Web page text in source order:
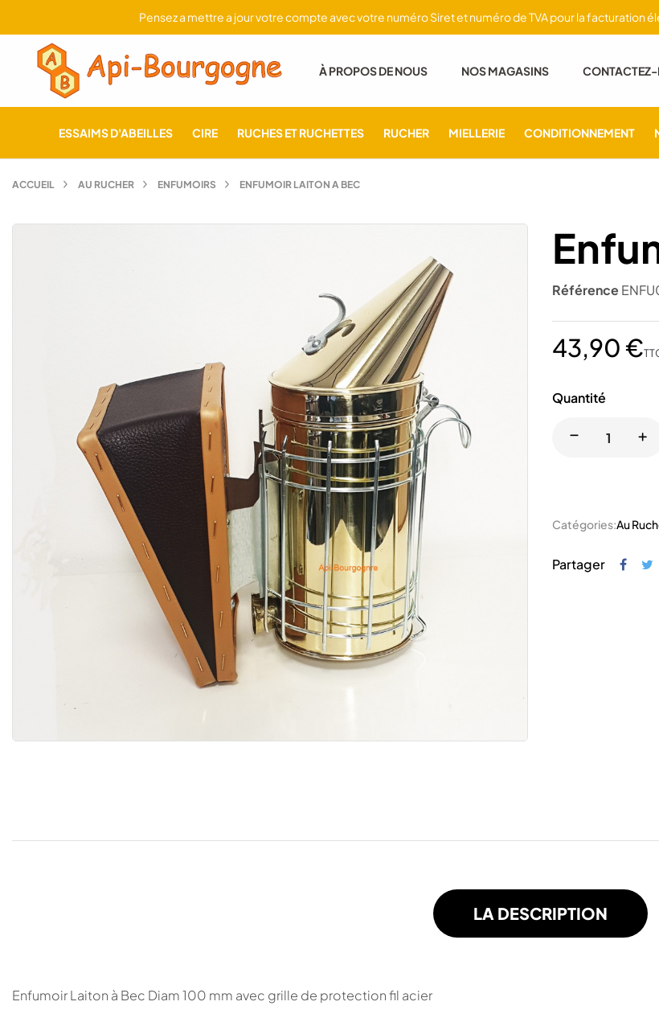
Pensez a mettre a jour votre compte avec votre numéro Siret et numéro de TVA pour la facturation
À PROPOS DE NOUS NOS MAGASINS
ESSAIMS D'ABEILLES CIRE RUCHES ET RUCHETTES RUCHER MIELLERIE CONDITIONNEMENT
ACCUEIL AU RUCHER ENFUMOIRS ENFUMOIR LAITON A BEC
Référence
43,90 €
Quantité
Catégories:Au
Partager
LA DESCRIPTION
Enfumoir Laiton à Bec Diam 100 mm avec grille de protection fil acier